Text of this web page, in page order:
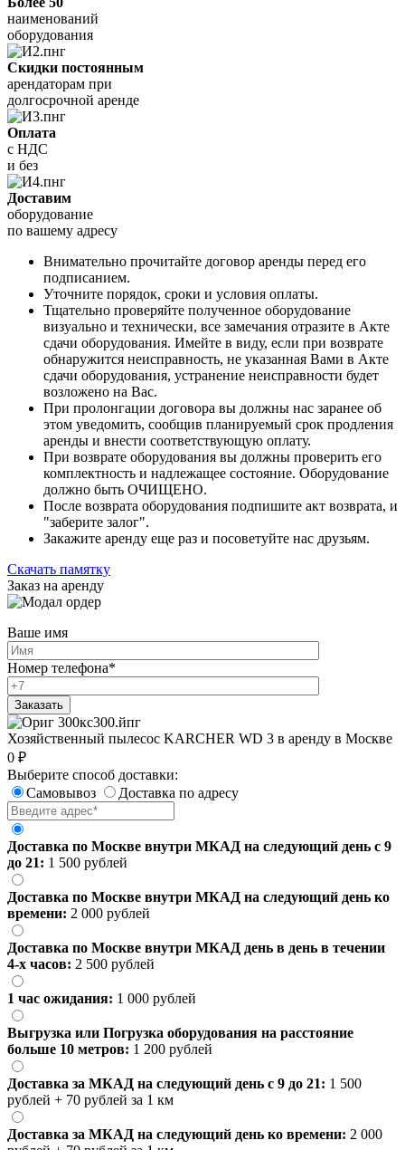
наименований
оборудования
Скидки постоянным
арендаторам при
долгосрочной аренде
Оплата
с НДС
и без
Доставим
оборудование
по вашему адресу
Внимательно прочитайте договор аренды перед его
подписанием.
Уточните порядок, сроки и условия оплаты.
Тщательно проверяйте полученное оборудование
визуально и технически, все замечания отразите в Акте
сдачи оборудования. Имейте в виду, если при возврате
обнаружится неисправность, не указанная Вами в Акте
сдачи оборудования, устранение неисправности будет
возложено на Вас.
При пролонгации договора вы должны нас заранее об
этом уведомить, сообщив планируемый срок продления
аренды и внести соответствующую оплату.
При возврате оборудования вы должны проверить его
комплектность и надлежащее состояние. Оборудование
должно быть ОЧИЩЕНО.
После возврата оборудования подпишите акт возврата, и
"заберите залог".
Закажите аренду еще раз и посоветуйте нас друзьям.
Скачать памятку
Заказ на аренду
Ваше имя
Номер телефона*
Хозяйственный пылесос KARCHER WD 3 в аренду в Москве
0 ₽
Выберите способ доставки:
Самовывоз
Доставка по адресу
Доставка по Москве внутри МКАД на следующий день с 9
до 21: 1 500 рублей
Доставка по Москве внутри МКАД на следующий день ко
времени: 2 000 рублей
Доставка по Москве внутри МКАД день в день в течении
4-х часов: 2 500 рублей
1 час ожидания: 1 000 рублей
Выгрузка или Погрузка оборудования на расстояние
больше 10 метров: 1 200 рублей
Доставка за МКАД на следующий день с 9 до 21: 1 500
рублей + 70 рублей за 1 км
Доставка за МКАД на следующий день ко времени: 2 000